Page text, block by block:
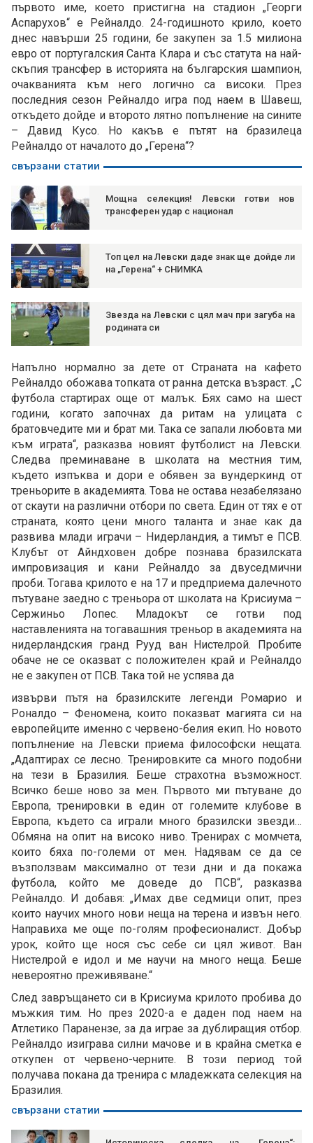
първото име, което пристигна на стадион „Георги
Аспарухов“ е Рейналдо. 24-годишното крило, което
днес навърши 25 години, бе закупен за 1.5 милиона
евро от португалския Санта Клара и със статута на най-
скъпия трансфер в историята на българския шампион,
очакванията към него логично са високи. През
последния сезон Рейналдо игра под наем в Шавеш,
откъдето дойде и второто лятно попълнение на сините
– Давид Кусо. Но какъв е пътят на бразилеца
Рейналдо от началото до „Герена“?
свързани статии
Мощна селекция! Левски готви нов
трансферен удар с национал
Топ цел на Левски даде знак ще дойде ли
на „Герена“ + СНИМКА
Звезда на Левски с цял мач при загуба на
родината си
Напълно нормално за дете от Страната на кафето
Рейналдо обожава топката от ранна детска възраст. „С
футбола стартирах още от малък. Бях само на шест
години, когато започнах да ритам на улицата с
братовчедите ми и брат ми. Така се запали любовта ми
към играта“, разказва новият футболист на Левски.
Следва преминаване в школата на местния тим,
където изпъква и дори е обявен за вундеркинд от
треньорите в академията. Това не остава незабелязано
от скаути на различни отбори по света. Един от тях е от
страната, която цени много таланта и знае как да
развива млади играчи – Нидерландия, а тимът е ПСВ.
Клубът от Айндховен добре познава бразилската
импровизация и кани Рейналдо за двуседмични
проби. Тогава крилото е на 17 и предприема далечното
пътуване заедно с треньора от школата на Крисиума –
Сержиньо Лопес. Младокът се готви под
наставленията на тогавашния треньор в академията на
нидерландския гранд Рууд ван Нистелрой. Пробите
обаче не се оказват с положителен край и Рейналдо
не е закупен от ПСВ. Така той не успява да
извърви пътя на бразилските легенди Ромарио и
Роналдо – Феномена, които показват магията си на
европейците именно с червено-белия екип. Но новото
попълнение на Левски приема философски нещата.
„Адаптирах се лесно. Тренировките са много подобни
на тези в Бразилия. Беше страхотна възможност.
Всичко беше ново за мен. Първото ми пътуване до
Европа, тренировки в един от големите клубове в
Европа, където са играли много бразилски звезди…
Обмяна на опит на високо ниво. Тренирах с момчета,
които бяха по-големи от мен. Надявам се да се
възползвам максимално от тези дни и да покажа
футбола, който ме доведе до ПСВ“, разказва
Рейналдо. И добавя: „Имах две седмици опит, през
които научих много нови неща на терена и извън него.
Направиха ме още по-голям професионалист. Добър
урок, който ще нося със себе си цял живот. Ван
Нистелрой е идол и ме научи на много неща. Беше
невероятно преживяване.“
След завръщането си в Крисиума крилото пробива до
мъжкия тим. Но през 2020-а е даден под наем на
Атлетико Паранензе, за да играе за дублиращия отбор.
Рейналдо изиграва силни мачове и в крайна сметка е
откупен от червено-черните. В този период той
получава покана да тренира с младежката селекция на
Бразилия.
свързани статии